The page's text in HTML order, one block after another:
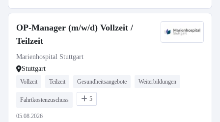
OP-Manager (m/w/d) Vollzeit /
Teilzeit
Marienhospital Stuttgart
Stuttgart
Vollzeit Teilzeit Gesundheitsangebote Weiterbildungen
Fahrtkostenzuschuss 5
05.08.2026